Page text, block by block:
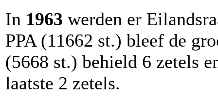
In 1963 werden er
PPA (11662 st.) bleef de
(5668 st.) behield 6 zetels
laatste 2 zetels.